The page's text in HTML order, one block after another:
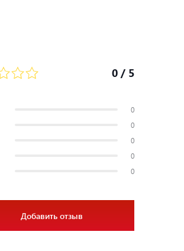
0 / 5
0
0
0
0
0
Добавить отзыв